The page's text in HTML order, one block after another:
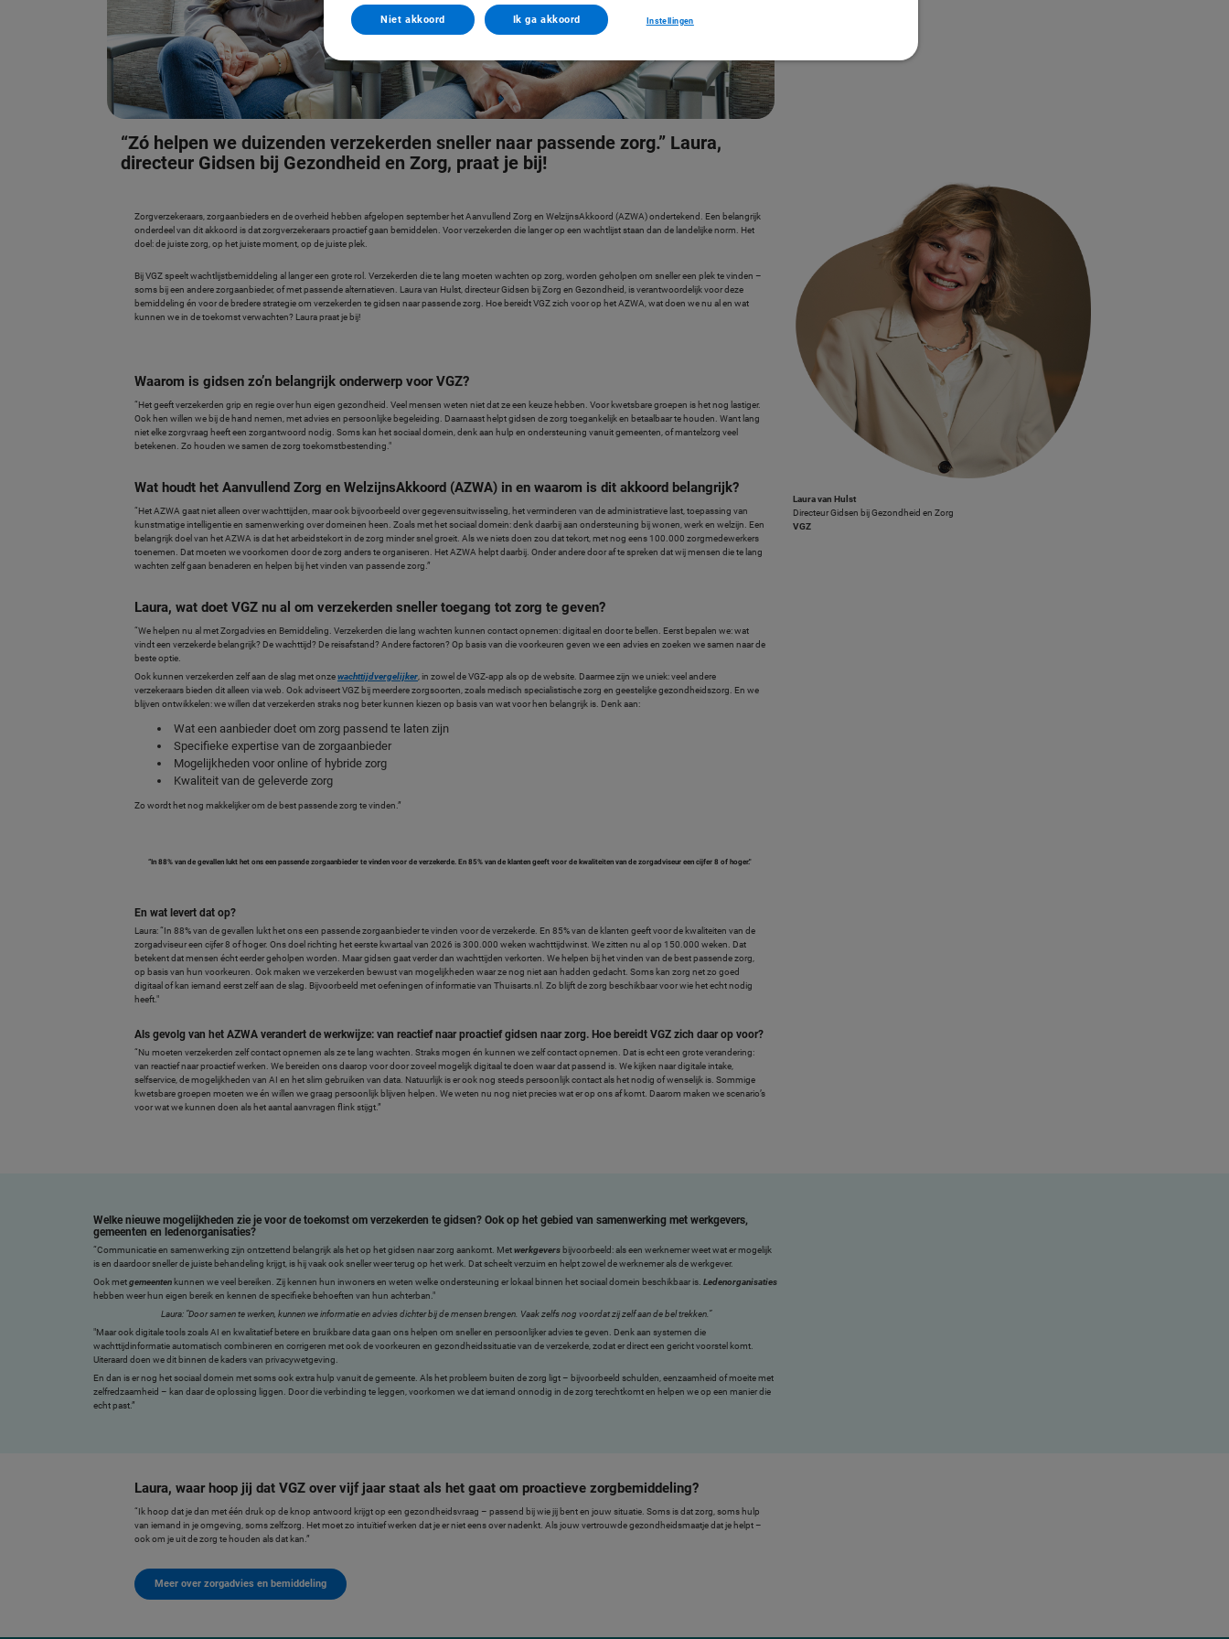
“Zó helpen we duizenden verzekerden sneller naar passende zorg.” Laura,
directeur Gidsen bij Gezondheid en Zorg, praat je bij!
Zorgverzekeraars, zorgaanbieders en de overheid hebben afgelopen september het Aanvullend Zorg en WelzijnsAkkoord (AZWA) ondertekend. Een belangrijk
onderdeel van dit akkoord is dat zorgverzekeraars proactief gaan bemiddelen. Voor verzekerden die langer op een wachtlijst staan dan de landelijke norm. Het
doel: de juiste zorg, op het juiste moment, op de juiste plek.
Bij VGZ speelt wachtlijstbemiddeling al langer een grote rol. Verzekerden die te lang moeten wachten op zorg, worden geholpen om sneller een plek te vinden –
soms bij een andere zorgaanbieder, of met passende alternatieven. Laura van Hulst, directeur Gidsen bij Zorg en Gezondheid, is verantwoordelijk voor deze
bemiddeling én voor de bredere strategie om verzekerden te gidsen naar passende zorg. Hoe bereidt VGZ zich voor op het AZWA, wat doen we nu al en wat
kunnen we in de toekomst verwachten? Laura praat je bij!
Waarom is gidsen zo’n belangrijk onderwerp voor VGZ?
“Het geeft verzekerden grip en regie over hun eigen gezondheid. Veel mensen weten niet dat ze een keuze hebben. Voor kwetsbare groepen is het nog lastiger.
Ook hen willen we bij de hand nemen, met advies en persoonlijke begeleiding. Daarnaast helpt gidsen de zorg toegankelijk en betaalbaar te houden. Want lang
niet elke zorgvraag heeft een zorgantwoord nodig. Soms kan het sociaal domein, denk aan hulp en ondersteuning vanuit gemeenten, of mantelzorg veel
betekenen. Zo houden we samen de zorg toekomstbestending."
Wat houdt het Aanvullend Zorg en WelzijnsAkkoord (AZWA) in en waarom is dit akkoord belangrijk?
“Het AZWA gaat niet alleen over wachttijden, maar ook bijvoorbeeld over gegevensuitwisseling, het verminderen van de administratieve last, toepassing van
kunstmatige intelligentie en samenwerking over domeinen heen. Zoals met het sociaal domein: denk daarbij aan ondersteuning bij wonen, werk en welzijn. Een
belangrijk doel van het AZWA is dat het arbeidstekort in de zorg minder snel groeit. Als we niets doen zou dat tekort, met nog eens 100.000 zorgmedewerkers
toenemen. Dat moeten we voorkomen door de zorg anders te organiseren. Het AZWA helpt daarbij. Onder andere door af te spreken dat wij mensen die te lang
wachten zelf gaan benaderen en helpen bij het vinden van passende zorg.”
Laura, wat doet VGZ nu al om verzekerden sneller toegang tot zorg te geven?
“We helpen nu al met Zorgadvies en Bemiddeling. Verzekerden die lang wachten kunnen contact opnemen: digitaal en door te bellen. Eerst bepalen we: wat
vindt een verzekerde belangrijk? De wachttijd? De reisafstand? Andere factoren? Op basis van die voorkeuren geven we een advies en zoeken we samen naar de
beste optie.
Ook kunnen verzekerden zelf aan de slag met onzewachttijdvergelijker , in zowel de VGZ-app als op de website. Daarmee zijn we uniek: veel andere
verzekeraars bieden dit alleen via web. Ook adviseert VGZ bij meerdere zorgsoorten, zoals medisch specialistische zorg en geestelijke gezondheidszorg. En we
blijven ontwikkelen: we willen dat verzekerden straks nog beter kunnen kiezen op basis van wat voor hen belangrijk is. Denk aan:
Wat een aanbieder doet om zorg passend te laten zijn
Specifieke expertise van de zorgaanbieder
Mogelijkheden voor online of hybride zorg
Kwaliteit van de geleverde zorg
Zo wordt het nog makkelijker om de best passende zorg te vinden.”
“In 88% van de gevallen lukt het ons een passende zorgaanbieder te vinden voor de verzekerde. En 85% van de klanten geeft voor de kwaliteiten van de zorgadviseur een cijfer 8 of hoger."
Laura van Hulst
Directeur Gidsen bij Gezondheid en Zorg
VGZ
En wat levert dat op?
Laura: “In 88% van de gevallen lukt het ons een passende zorgaanbieder te vinden voor de verzekerde. En 85% van de klanten geeft voor de kwaliteiten van de
zorgadviseur een cijfer 8 of hoger. Ons doel richting het eerste kwartaal van 2026 is 300.000 weken wachttijdwinst. We zitten nu al op 150.000 weken. Dat
betekent dat mensen écht eerder geholpen worden. Maar gidsen gaat verder dan wachttijden verkorten. We helpen bij het vinden van de best passende zorg,
op basis van hun voorkeuren. Ook maken we verzekerden bewust van mogelijkheden waar ze nog niet aan hadden gedacht. Soms kan zorg net zo goed
digitaal of kan iemand eerst zelf aan de slag. Bijvoorbeeld met oefeningen of informatie van Thuisarts.nl. Zo blijft de zorg beschikbaar voor wie het echt nodig
heeft."
Als gevolg van het AZWA verandert de werkwijze: van reactief naar proactief gidsen naar zorg. Hoe bereidt VGZ zich daar op voor?
“Nu moeten verzekerden zelf contact opnemen als ze te lang wachten. Straks mogen én kunnen we zelf contact opnemen. Dat is echt een grote verandering:
van reactief naar proactief werken. We bereiden ons daarop voor door zoveel mogelijk digitaal te doen waar dat passend is. We kijken naar digitale intake,
selfservice, de mogelijkheden van AI en het slim gebruiken van data. Natuurlijk is er ook nog steeds persoonlijk contact als het nodig of wenselijk is. Sommige
kwetsbare groepen moeten we én willen we graag persoonlijk blijven helpen. We weten nu nog niet precies wat er op ons af komt. Daarom maken we scenario’s
voor wat we kunnen doen als het aantal aanvragen flink stijgt.”
Welke nieuwe mogelijkheden zie je voor de toekomst om verzekerden te gidsen? Ook op het gebied van samenwerking met werkgevers,
gemeenten en ledenorganisaties?
“Communicatie en samenwerking zijn ontzettend belangrijk als het op het gidsen naar zorg aankomt. Metwerkgevers bijvoorbeeld: als een werknemer weet wat er mogelijk
is en daardoor sneller de juiste behandeling krijgt, is hij vaak ook sneller weer terug op het werk. Dat scheelt verzuim en helpt zowel de werknemer als de werkgever.
Ook metgemeenten kunnen we veel bereiken. Zij kennen hun inwoners en weten welke ondersteuning er lokaal binnen het sociaal domein beschikbaar is. Ledenorganisaties
hebben weer hun eigen bereik en kennen de specifieke behoeften van hun achterban."
Laura: “Door samen te werken, kunnen we informatie en advies dichter bij de mensen brengen. Vaak zelfs nog voordat zij zelf aan de bel trekken.”
"Maar ook digitale tools zoals AI en kwalitatief betere en bruikbare data gaan ons helpen om sneller en persoonlijker advies te geven. Denk aan systemen die
wachttijdinformatie automatisch combineren en corrigeren met ook de voorkeuren en gezondheidssituatie van de verzekerde, zodat er direct een gericht voorstel komt.
Uiteraard doen we dit binnen de kaders van privacywetgeving.
En dan is er nog het sociaal domein met soms ook extra hulp vanuit de gemeente. Als het probleem buiten de zorg ligt – bijvoorbeeld schulden, eenzaamheid of moeite met
zelfredzaamheid – kan daar de oplossing liggen. Door die verbinding te leggen, voorkomen we dat iemand onnodig in de zorg terechtkomt en helpen we op een manier die
echt past.”
Laura, waar hoop jij dat VGZ over vijf jaar staat als het gaat om proactieve zorgbemiddeling?
“Ik hoop dat je dan met één druk op de knop antwoord krijgt op een gezondheidsvraag – passend bij wie jij bent en jouw situatie. Soms is dat zorg, soms hulp
van iemand in je omgeving, soms zelfzorg. Het moet zo intuïtief werken dat je er niet eens over nadenkt. Als jouw vertrouwde gezondheidsmaatje dat je helpt –
ook om je uit de zorg te houden als dat kan.”
Meer over zorgadvies en bemiddeling
Instellingen
Niet akkoord Ik ga akkoord